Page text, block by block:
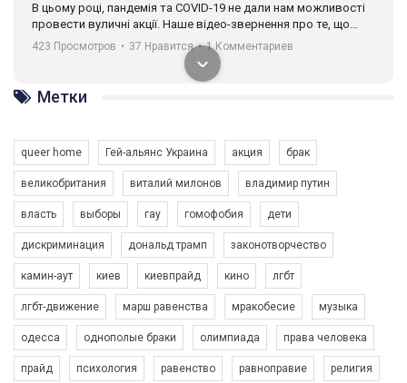
В цьому році, пандемія та COVІD-19 не дали нам можливості
провести вуличні акції. Наше відео-звернення про те, що
навіть коли ми у різних містах та не можемо зустрінеться, ми
разом. Ми закликаємо всіх хто поділяє цінності рівності та
солідарності, приєднатися до нас. Регіональні підрозділи
ГАУ є в 16 областях України.
Разом наш голос лунає гучніше!
423 Просмотров • 37 Нравится • 1 Комментариев
Зупинимо насильство проти ЛГБТ в Україні! Stop violence against LGBT in Ukraine!
6/30/2017
Емоційний та вражаючий промо-ролік на конкурс PACT, який
представляє програму "Гей-альянс Україна" з протидії
Метки
queer home Гей-альянс Украина акция брак
великобритания виталий милонов владимир путин
власть выборы гау гомофобия дети
дискриминация дональд трамп законотворчество
камин-аут киев киевпрайд кино лгбт
лгбт-движение марш равенства мракобесие музыка
одесса однополые браки олимпиада права человека
прайд психология равенство равноправие религия